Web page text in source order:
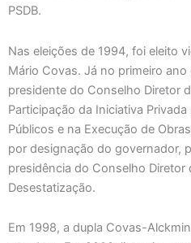
PSDB.
Nas eleições de 1994, foi eleito
Mário Covas. Já no primeiro
presidente do Conselho Diretor
Participação da Iniciativa
Públicos e na Execução de
por designação do governador,
presidência do Conselho Diretor
Desestatização.
Em 1998, a dupla Covas-